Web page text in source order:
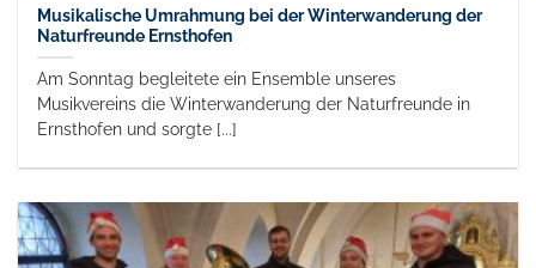
Musikalische Umrahmung bei der Winterwanderung der
Naturfreunde Ernsthofen
Am Sonntag begleitete ein Ensemble unseres
Musikvereins die Winterwanderung der Naturfreunde in
Ernsthofen und sorgte [...]